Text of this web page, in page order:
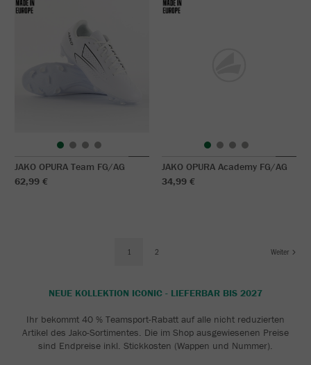
JAKO OPURA Team FG/AG
62,99 €
JAKO OPURA Academy FG/AG
34,99 €
1 2 Weiter
NEUE KOLLEKTION ICONIC - LIEFERBAR BIS 2027
Ihr bekommt 40 % Teamsport-Rabatt auf alle nicht reduzierten
Artikel des Jako-Sortimentes. Die im Shop ausgewiesenen Preise
sind Endpreise inkl. Stickkosten (Wappen und Nummer).